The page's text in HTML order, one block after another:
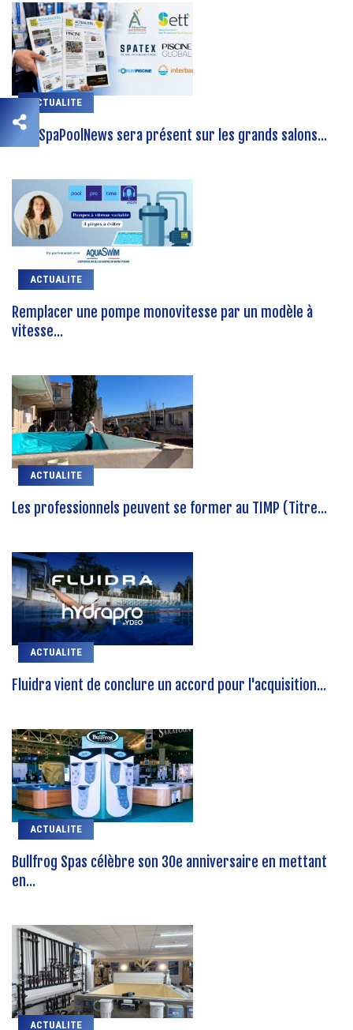
ACTUALITE
EuroSpaPoolNews sera présent sur les grands salons...
ACTUALITE
Remplacer une pompe monovitesse par un modèle à
vitesse...
ACTUALITE
Les professionnels peuvent se former au TIMP (Titre...
ACTUALITE
Fluidra vient de conclure un accord pour l'acquisition...
ACTUALITE
Bullfrog Spas célèbre son 30e anniversaire en mettant
en...
ACTUALITE